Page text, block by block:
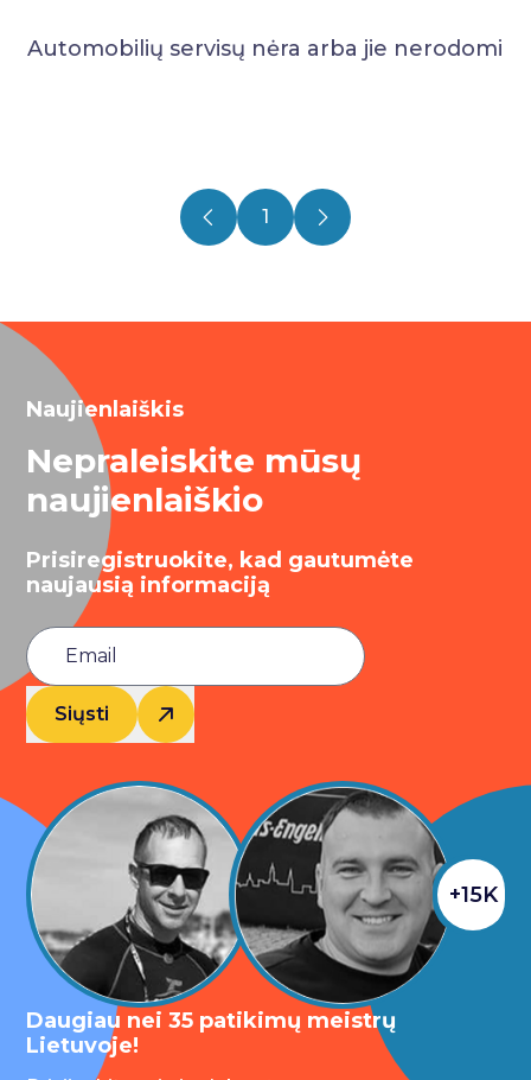
Automobilių servisų nėra arba jie nerodomi
1
Naujienlaiškis
Nepraleiskite mūsų
naujienlaiškio
Prisiregistruokite, kad gautumėte
naujausią informaciją
Siųsti
+15K
Daugiau nei 35 patikimų meistrų
Lietuvoje!